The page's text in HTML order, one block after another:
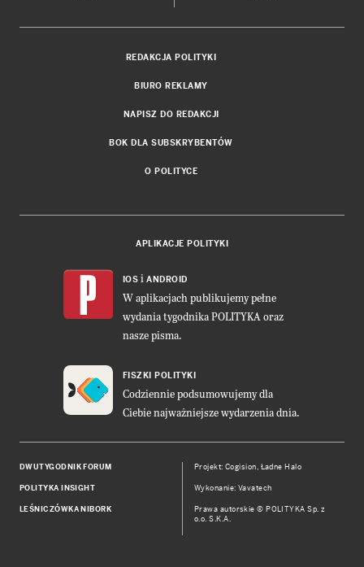
REDAKCJA POLITYKI
BIURO REKLAMY
NAPISZ DO REDAKCJI
BOK DLA SUBSKRYBENTÓW
O POLITYCE
APLIKACJE POLITYKI
IOS i ANDROID
W aplikacjach publikujemy pełne
wydania tygodnika POLITYKA oraz
nasze pisma.
FISZKI POLITYKI
Codziennie podsumowujemy dla
Ciebie najważniejsze wydarzenia dnia.
DWUTYGODNIK FORUM
POLITYKA INSIGHT
LEŚNICZÓWKA NIBORK
Projekt:Cogision, Ładne Halo
Wykonanie: Vavatech
Prawa autorskie © POLITYKA Sp. z
o.o. S.K.A.